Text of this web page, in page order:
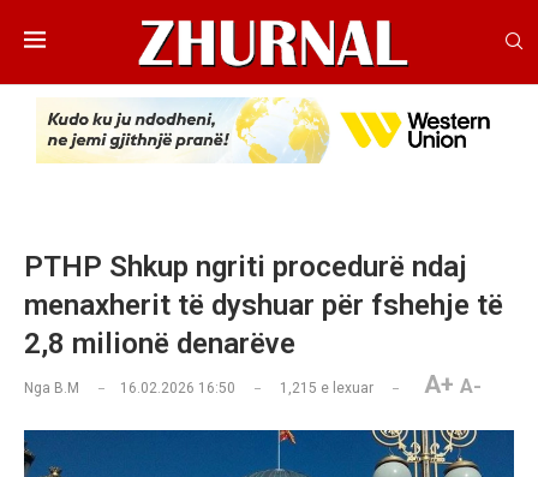
PTHP Shkup ngriti procedurë ndaj
menaxherit të dyshuar për fshehje të
2,8 milionë denarëve
Nga B.M 16.02.2026 16:50 1,215 e lexuar A+ A-